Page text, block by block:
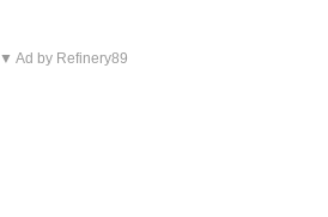
▼ Ad by Refinery89